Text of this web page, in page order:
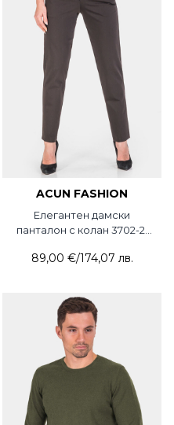
ACUN FASHION
Елегантен дамски
панталон с колан 3702-21
89,00 €/174,07 лв.